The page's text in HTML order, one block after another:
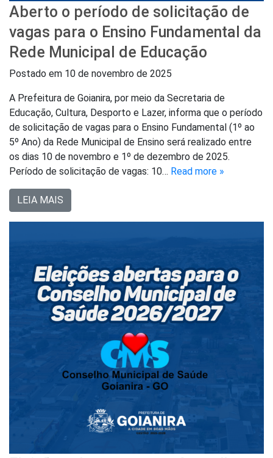
Aberto o período de solicitação de
vagas para o Ensino Fundamental da
Rede Municipal de Educação
Postado em 10 de novembro de 2025
A Prefeitura de Goianira, por meio da Secretaria de
Educação, Cultura, Desporto e Lazer, informa que o período
de solicitação de vagas para o Ensino Fundamental (1º ao
5º Ano) da Rede Municipal de Ensino será realizado entre
os dias 10 de novembro e 1º de dezembro de 2025.
Período de solicitação de vagas: 10… Read more »
LEIA MAIS